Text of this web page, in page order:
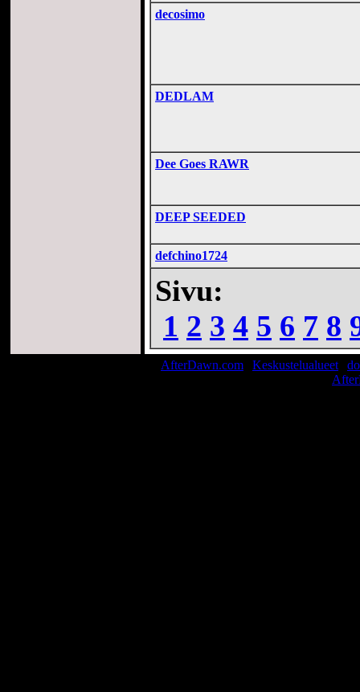
decosimo
DEDLAM
Dee Goes RAWR
DEEP SEEDED
defchino1724
Sivu:
1 2 3 4 5 6 7 8
AfterDawn.com Keskustelualueet